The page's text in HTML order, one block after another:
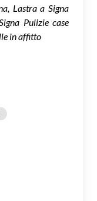
Lastra a Signa
Pulizie case
in affitto